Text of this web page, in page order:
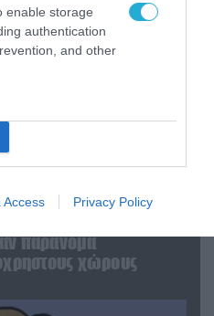
enable storage
authentication
and other
Access Privacy Policy
παράνομα
χώρους